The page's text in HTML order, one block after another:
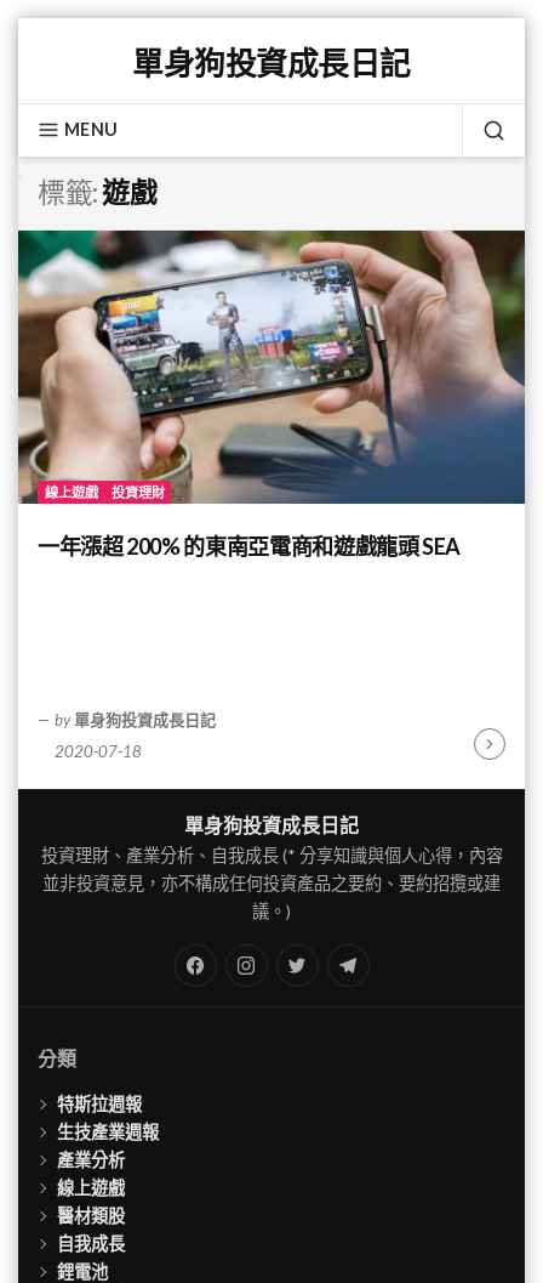
content
單身狗投資成長日記
MENU
標籤:遊戲
線上遊戲 投資理財
一年漲超 200% 的東南亞電商和遊戲龍頭 SEA
by 單身狗投資成長日記
2020-07-18
單身狗投資成長日記
投資理財、產業分析、自我成長 (* 分享知識與個人心得，內容
並非投資意見，亦不構成任何投資產品之要約、要約招攬或建
議。)
Twitter
分類
特斯拉週報
生技產業週報
產業分析
線上遊戲
醫材類股
自我成長
鋰電池